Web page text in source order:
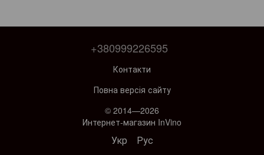
+380999226595
Контакти
Повна версія сайту
© 2014—2026
Интернет-магазин InVino
Укр Рус